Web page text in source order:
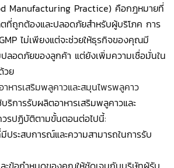
Manufacturing Practice) คือกฎหมายที่
ที่ถูกต้องและปลอดภัยสำหรับผู้บริโภค การ
ไม่เพียงแต่จะช่วยให้ธุรกิจของคุณมี
ลอดภัยของลูกค้า แต่ยังเพิ่มความเชื่อมั่นใน
ย
หารเสริมพลูคาวและสมุนไพรพลูคาว
ริการรับผลิตอาหารเสริมพลูคาวและ
รปฏิบัติตามขั้นตอนต่อไปนี้:
ประสบการณ์และความสามารถในการรับ